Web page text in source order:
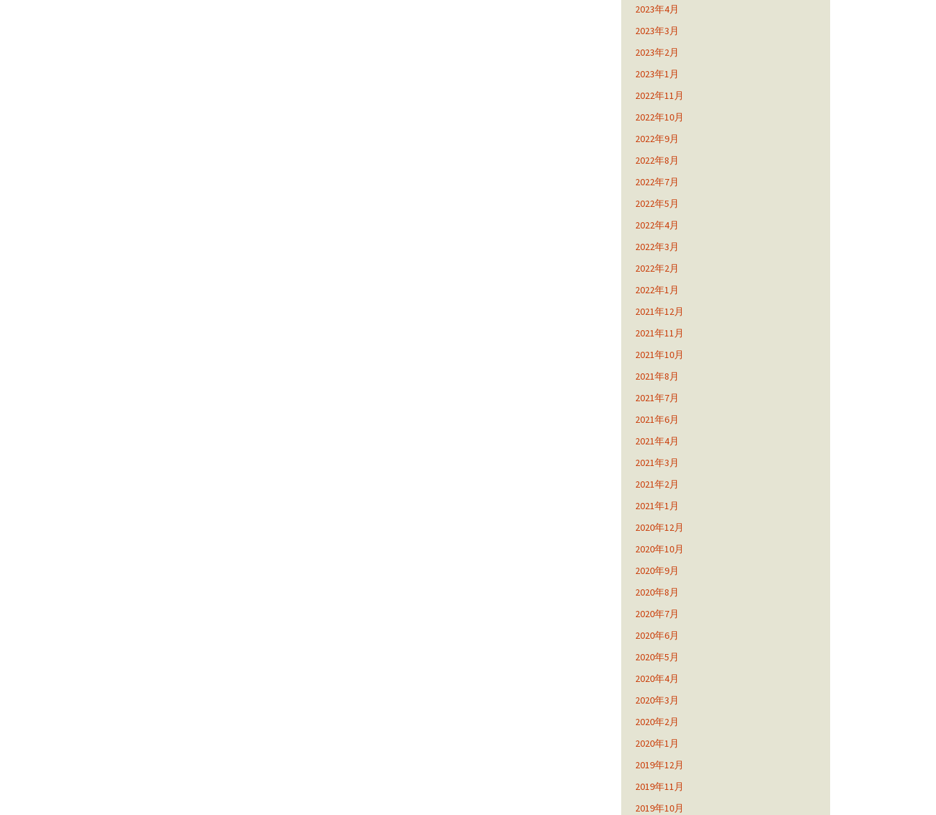
2023年4月
2023年3月
2023年2月
2023年1月
2022年11月
2022年10月
2022年9月
2022年8月
2022年7月
2022年5月
2022年4月
2022年3月
2022年2月
2022年1月
2021年12月
2021年11月
2021年10月
2021年8月
2021年7月
2021年6月
2021年4月
2021年3月
2021年2月
2021年1月
2020年12月
2020年10月
2020年9月
2020年8月
2020年7月
2020年6月
2020年5月
2020年4月
2020年3月
2020年2月
2020年1月
2019年12月
2019年11月
2019年10月